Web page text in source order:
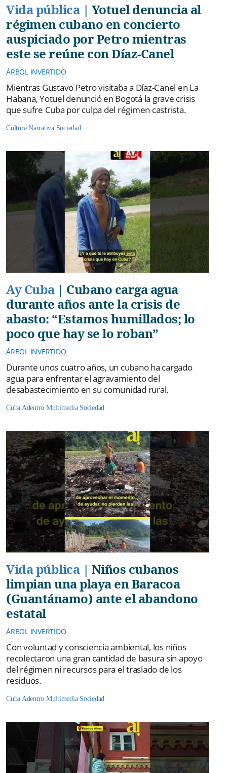
Vida pública| Yotuel denuncia al
régimen cubano en concierto
auspiciado por Petro mientras
este se reúne con Díaz-Canel
ÁRBOL INVERTIDO
Mientras Gustavo Petro visitaba a Díaz-Canel en La
Habana, Yotuel denunció en Bogotá la grave crisis
que sufre Cuba por culpa del régimen castrista.
Cultura Narrativa Sociedad
Ay Cuba| Cubano carga agua
durante años ante la crisis de
abasto: “Estamos humillados; lo
poco que hay se lo roban”
ÁRBOL INVERTIDO
Durante unos cuatro años, un cubano ha cargado
agua para enfrentar el agravamiento del
desabastecimiento en su comunidad rural.
Cuba Adentro Multimedia Sociedad
Vida pública| Niños cubanos
limpian una playa en Baracoa
(Guantánamo) ante el abandono
estatal
ÁRBOL INVERTIDO
Con voluntad y consciencia ambiental, los niños
recolectaron una gran cantidad de basura sin apoyo
del régimen ni recursos para el traslado de los
residuos.
Cuba Adentro Multimedia Sociedad